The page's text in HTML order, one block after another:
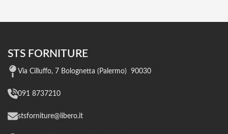
STS FORNITURE
Via Cilluffo, 7 Bolognetta (Palermo) 90030
091 8737210
stsforniture@libero.it